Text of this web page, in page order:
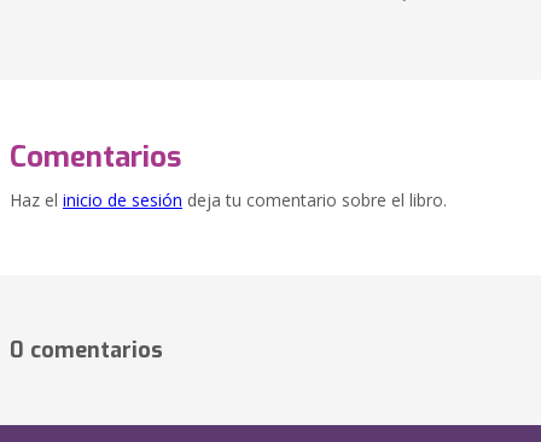
Comentarios
Haz el inicio de sesión deja tu comentario sobre el libro.
0 comentarios